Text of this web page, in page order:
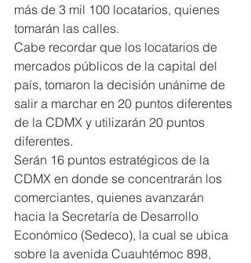
más de 3 mil 100 locatarios, quienes
tomarán las calles.
Cabe recordar que los locatarios de
mercados públicos de la capital del
país, tomaron la decisión unánime de
salir a marchar en 20 puntos diferentes
de la CDMX y utilizarán 20 puntos
diferentes.
Serán 16 puntos estratégicos de la
CDMX en donde se concentrarán los
comerciantes, quienes avanzarán
hacia la Secretaría de Desarrollo
Económico (Sedeco), la cual se ubica
sobre la avenida Cuauhtémoc 898,